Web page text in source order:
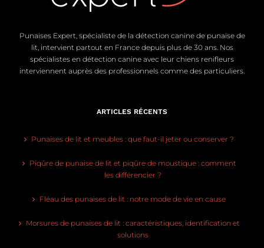
Punaises Expert, spécialiste de la détection canine de punaise de
lit, intervient partout en France depuis plus de 30 ans. Nos
spécialistes en détection canine avec leur chiens renifleurs
interviennent auprès des professionnels comme des particuliers.
ARTICLES RÉCENTS
Punaises de lit et meubles : que faut-il jeter ou conserver ?
Piqûre de punaise de lit et piqûre de moustique : comment
les différencier ?
Fléau des punaises de lit : notre mode de vie en cause
Morsures de punaises de lit : caractéristiques, identification et
solutions